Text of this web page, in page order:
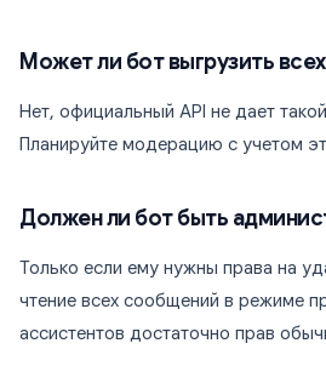
Может ли бот выгрузить
Нет, официальный API не дает
Планируйте модерацию с учетом
Должен ли бот быть
Только если ему нужны права на
чтение всех сообщений в режиме
ассистентов достаточно прав